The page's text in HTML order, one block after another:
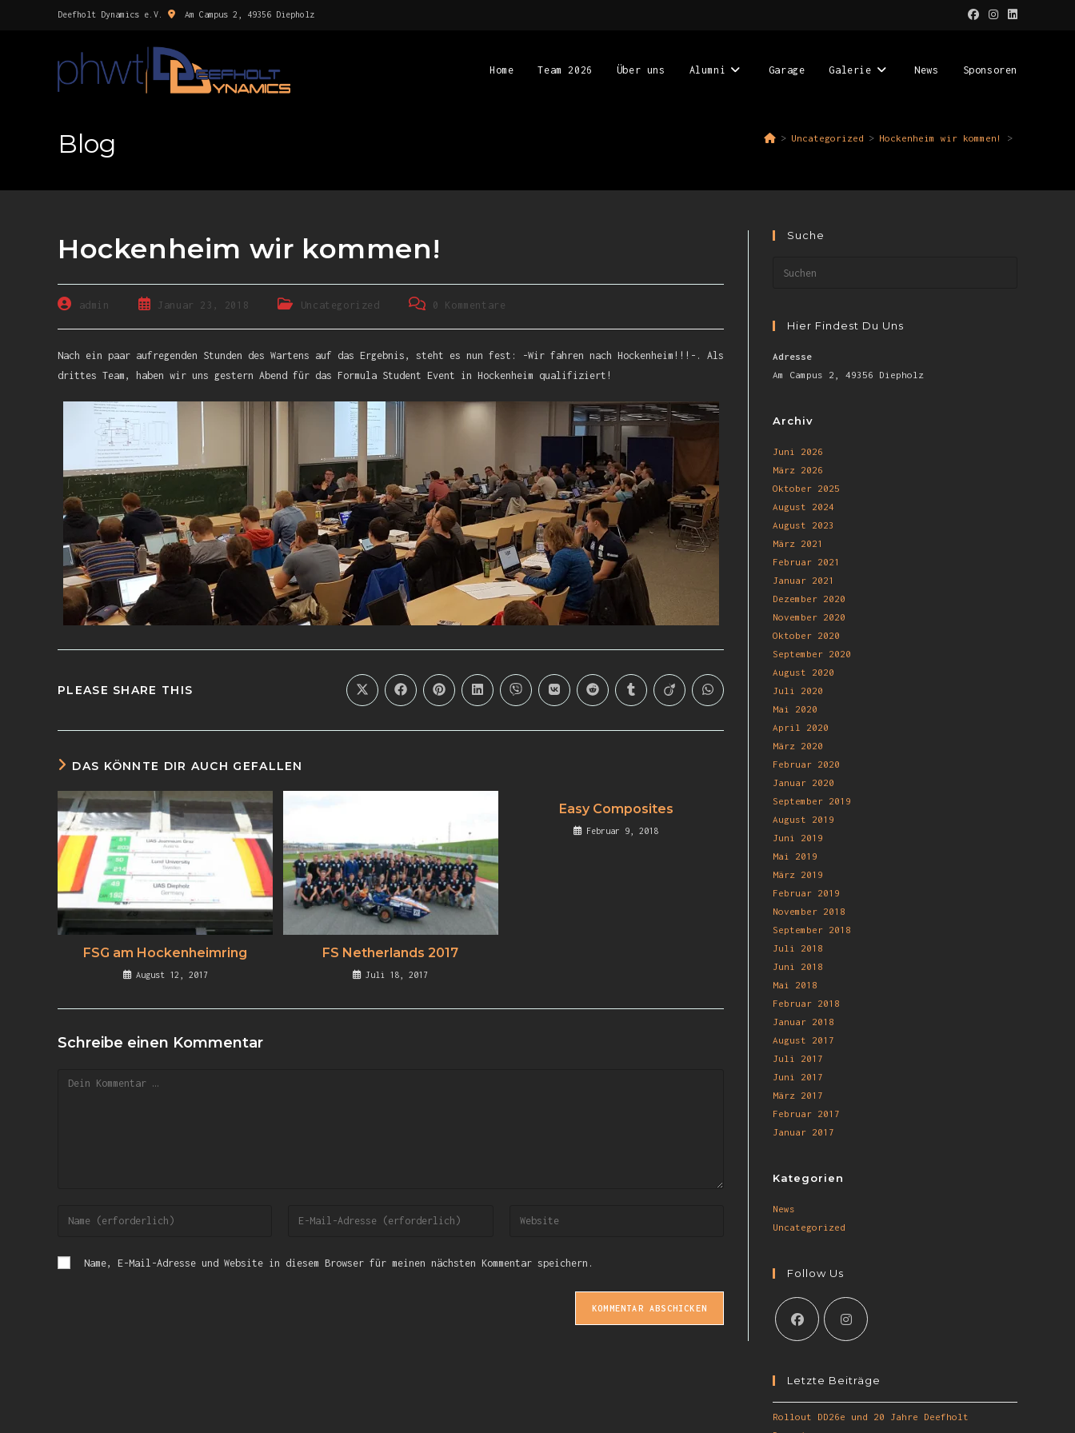
Deefholt Dynamics e.V. Am Campus 2, 49356 Diepholz
Home Team 2026 Über uns Alumni Garage Galerie News Sponsoren
Blog > Uncategorized > Hockenheim wir kommen! >
Hockenheim wir kommen!
admin Januar 23, 2018 Uncategorized 0 Kommentare
Nach ein paar aufregenden Stunden des Wartens auf das Ergebnis, steht es nun fest: -Wir fahren nach Hockenheim!!!-. Als
drittes Team, haben wir uns gestern Abend für das Formula Student Event in Hockenheim qualifiziert!
PLEASE SHARE THIS
DAS KÖNNTE DIR AUCH GEFALLEN
FSG am Hockenheimring
August 12, 2017
FS Netherlands 2017
Juli 18, 2017
Easy Composites
Februar 9, 2018
Schreibe einen Kommentar
Name, E-Mail-Adresse und Website in diesem Browser für meinen nächsten Kommentar speichern.
Suche
Hier Findest Du Uns
Adresse
Am Campus 2, 49356 Diepholz
Archiv
Juni 2026
März 2026
Oktober 2025
August 2024
August 2023
März 2021
Februar 2021
Januar 2021
Dezember 2020
November 2020
Oktober 2020
September 2020
August 2020
Juli 2020
Mai 2020
April 2020
März 2020
Februar 2020
Januar 2020
September 2019
August 2019
Juni 2019
Mai 2019
März 2019
Februar 2019
November 2018
September 2018
Juli 2018
Juni 2018
Mai 2018
Februar 2018
Januar 2018
August 2017
Juli 2017
Juni 2017
März 2017
Februar 2017
Januar 2017
Kategorien
News
Uncategorized
Follow Us
Letzte Beiträge
Rollout DD26e und 20 Jahre Deefholt